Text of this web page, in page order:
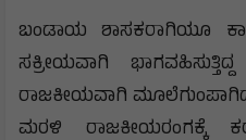
ಬಂಡಾಯ ಶಾಸಕರಾಗಿಯೂ
ಸಕ್ರೀಯವಾಗಿ
ರಾಜಕೀಯವಾಗಿ
ಮರಳಿ ರಾಜಕೀಯರಂಗಕ್ಕೆ